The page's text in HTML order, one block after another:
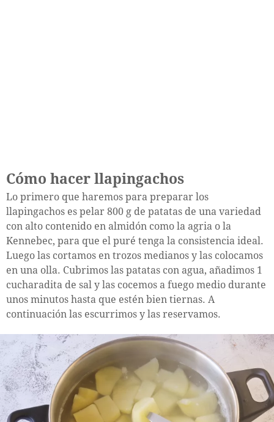
Cómo hacer llapingachos
Lo primero que haremos para preparar los
llapingachos es pelar 800 g de patatas de una variedad
con alto contenido en almidón como la agria o la
Kennebec, para que el puré tenga la consistencia ideal.
Luego las cortamos en trozos medianos y las colocamos
en una olla. Cubrimos las patatas con agua, añadimos 1
cucharadita de sal y las cocemos a fuego medio durante
unos minutos hasta que estén bien tiernas. A
continuación las escurrimos y las reservamos.